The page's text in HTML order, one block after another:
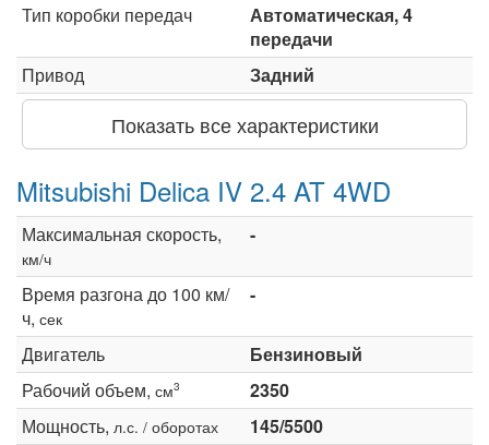
Тип коробки передач
Автоматическая, 4
передачи
Привод
Задний
Показать все характеристики
Mitsubishi Delica IV 2.4 AT 4WD
Максимальная скорость,
км/ч
-
Время разгона до 100 км/
ч, сек
-
Двигатель
Бензиновый
Рабочий объем, см3
2350
Мощность, л.с. / оборотах
145/5500